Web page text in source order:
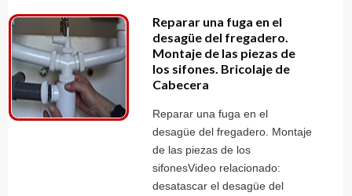
Reparar una fuga en el
desagüe del fregadero.
Montaje de las piezas de
los sifones. Bricolaje de
Cabecera
Reparar una fuga en el
desagüe del fregadero. Montaje
de las piezas de los
sifonesVideo relacionado:
desatascar el desagüe del